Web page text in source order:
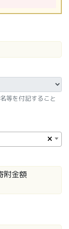
等を付記すること
×
附金額